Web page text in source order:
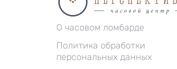
О часовом ломбарде
Политика обработки
персональных данных